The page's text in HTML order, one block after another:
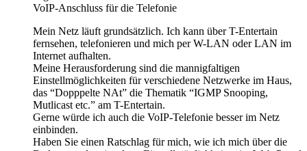
VoIP-Anschluss für die Telefonie
Mein Netz läuft grundsätzlich. Ich kann über T-Entertain
fernsehen, telefonieren und mich per W-LAN oder LAN im
Internet aufhalten.
Meine Herausforderung sind die mannigfaltigen
Einstellmöglichkeiten für verschiedene Netzwerke im Haus,
das “Dopppelte NAt” die Thematik “IGMP Snooping,
Mutlicast etc.” am T-Entertain.
Gerne würde ich auch die VoIP-Telefonie besser im Netz
einbinden.
Haben Sie einen Ratschlag für mich, wie ich mich über die